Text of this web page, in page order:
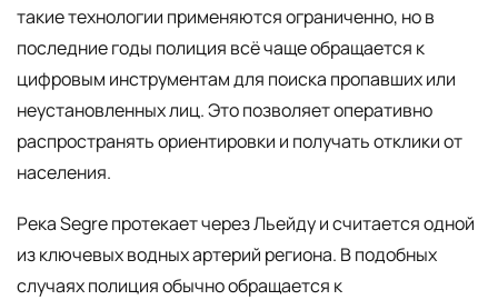
такие технологии применяются ограниченно, но в
последние годы полиция всё чаще обращается к
цифровым инструментам для поиска пропавших или
неустановленных лиц. Это позволяет оперативно
распространять ориентировки и получать отклики от
населения.
Река Segre протекает через Льейду и считается одной
из ключевых водных артерий региона. В подобных
случаях полиция обычно обращается к